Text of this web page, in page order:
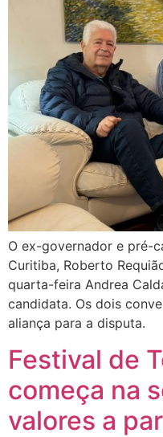
O ex-governador e pré-
Curitiba, Roberto
quarta-feira Andrea
candidata. Os dois
aliança para a disputa.
Festival de
começa na
valores a